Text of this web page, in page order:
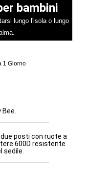
bambini
lungo l'isola o lungo
1 Giorno
posti con ruote a
600D resistente
sedile.